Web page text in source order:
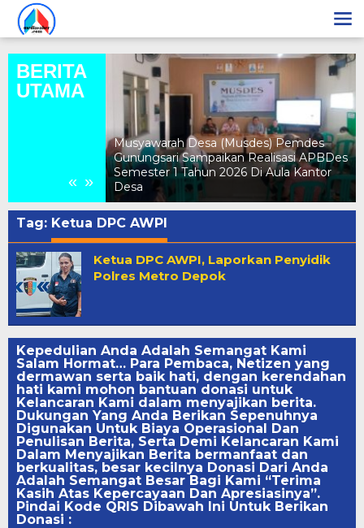
Lewati
konten
BERITA
UTAMA
« »
Musyawarah Desa (Musdes) Pemdes
Gunungsari Sampaikan Realisasi APBDes
Semester 1 Tahun 2026 Di Aula Kantor
Desa
Tag: Ketua DPC AWPI
Ketua DPC AWPI, Laporkan Penyidik
Polres Metro Depok
Kepedulian Anda Adalah Semangat Kami
Salam Hormat… Para Pembaca, Netizen yang
dermawan serta baik hati, dengan kerendahan
hati kami mohon bantuan donasi untuk
Kelancaran Kami dalam menyajikan berita.
Dukungan Yang Anda Berikan Sepenuhnya
Digunakan Untuk Biaya Operasional Dan
Penulisan Berita, Serta Demi Kelancaran Kami
Dalam Menyajikan Berita bermanfaat dan
berkualitas, besar kecilnya Donasi Dari Anda
Adalah Semangat Besar Bagi Kami “Terima
Kasih Atas Kepercayaan Dan Apresiasinya”.
Pindai Kode QRIS Dibawah Ini Untuk Berikan
Donasi :